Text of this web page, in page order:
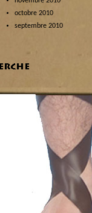
octobre 2010
septembre 2010